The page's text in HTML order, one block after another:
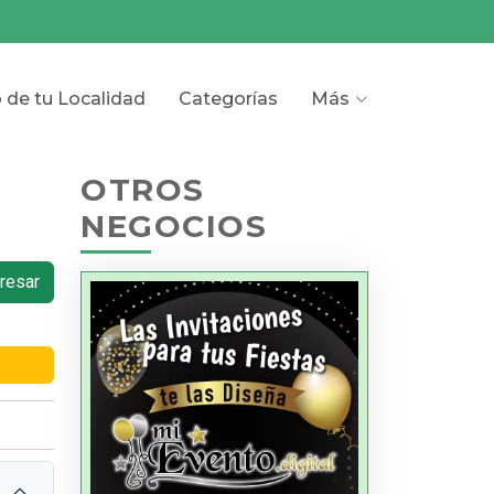
de tu Localidad Categorías Más
OTROS
NEGOCIOS